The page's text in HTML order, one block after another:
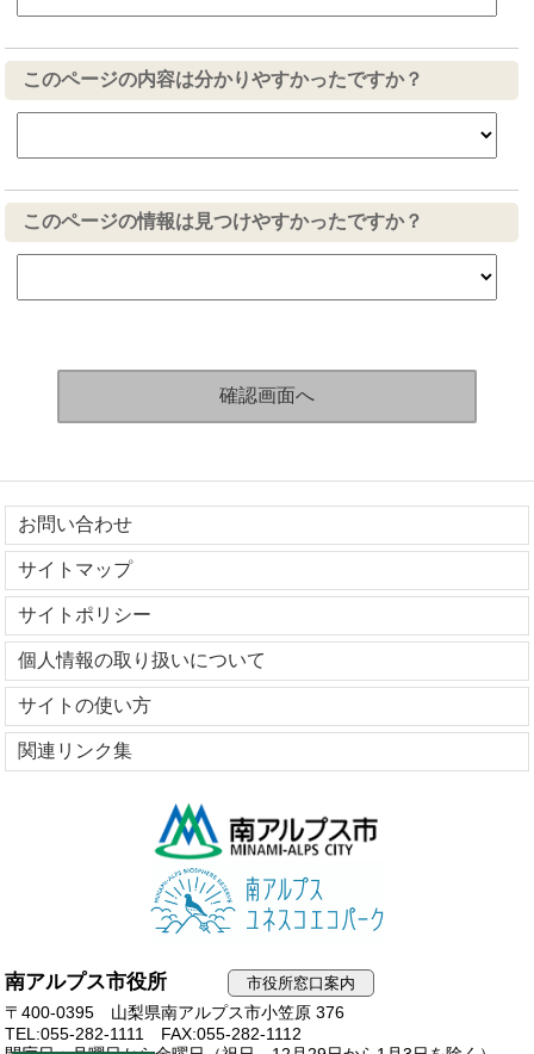
このページの内容は分かりやすかったですか？
このページの情報は見つけやすかったですか？
お問い合わせ
サイトマップ
サイトポリシー
個人情報の取り扱いについて
サイトの使い方
関連リンク集
南アルプス市役所 市役所窓口案内
〒400-0395 山梨県南アルプス市小笠原 376
TEL:055-282-1111
FAX:055-282-1112